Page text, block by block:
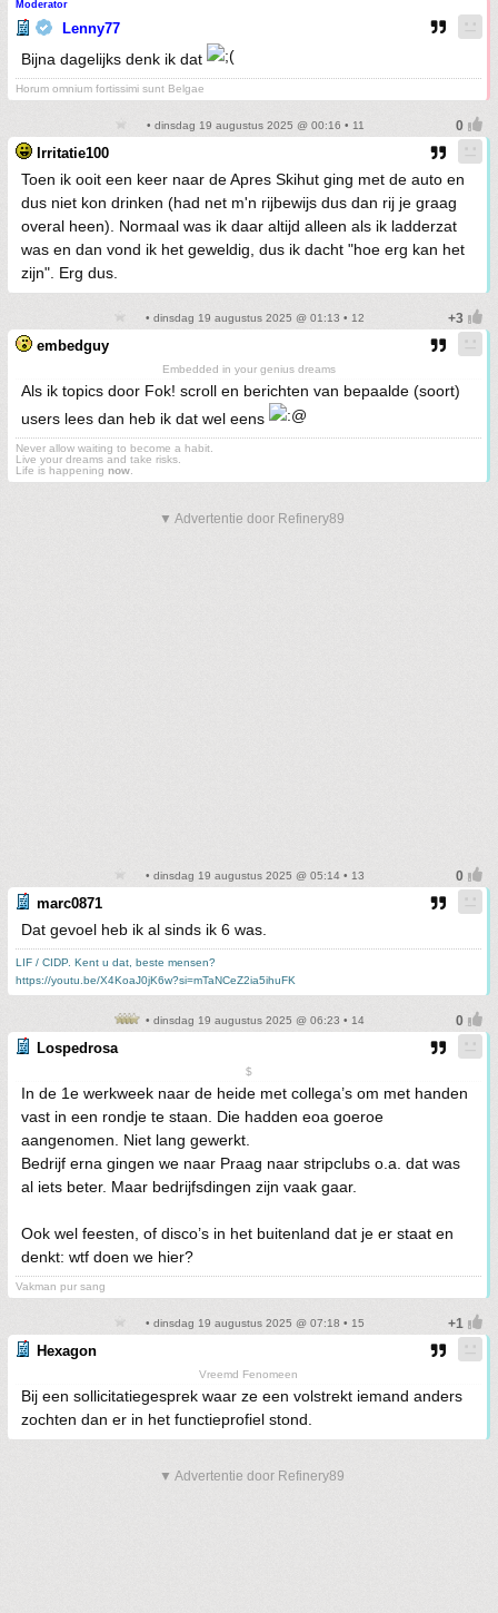
Moderator
Lenny77
Bijna dagelijks denk ik dat
Horum omnium fortissimi sunt Belgae
• dinsdag 19 augustus 2025 @ 00:16 • 11
Irritatie100
Toen ik ooit een keer naar de Apres Skihut ging met de auto en
dus niet kon drinken (had net m'n rijbewijs dus dan rij je graag
overal heen). Normaal was ik daar altijd alleen als ik ladderzat
was en dan vond ik het geweldig, dus ik dacht "hoe erg kan het
zijn". Erg dus.
• dinsdag 19 augustus 2025 @ 01:13 • 12
embedguy
Embedded in your genius dreams
Als ik topics door Fok! scroll en berichten van bepaalde (soort)
users lees dan heb ik dat wel eens
Never allow waiting to become a habit.
Live your dreams and take risks.
Life is happening now
▼ Advertentie door Refinery89
• dinsdag 19 augustus 2025 @ 05:14 • 13
marc0871
Dat gevoel heb ik al sinds ik 6 was.
LIF / CIDP. Kent u dat, beste mensen?
https://youtu.be/X4KoaJ0jK6w?si=mTaNCeZ2ia5ihuFK
• dinsdag 19 augustus 2025 @ 06:23 • 14
Lospedrosa
$
In de 1e werkweek naar de heide met collega’s om met handen
vast in een rondje te staan. Die hadden eoa goeroe
aangenomen. Niet lang gewerkt.
Bedrijf erna gingen we naar Praag naar stripclubs o.a. dat was
al iets beter. Maar bedrijfsdingen zijn vaak gaar.
Ook wel feesten, of disco’s in het buitenland dat je er staat en
denkt: wtf doen we hier?
Vakman pur sang
• dinsdag 19 augustus 2025 @ 07:18 • 15
Hexagon
Vreemd Fenomeen
Bij een sollicitatiegesprek waar ze een volstrekt iemand anders
zochten dan er in het functieprofiel stond.
▼ Advertentie door Refinery89